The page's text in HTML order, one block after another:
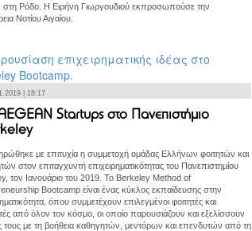
στη Ρόδο. Η Ειρήνη Γιωργουδιού εκπροσωπούσε την
Νοτίου Αιγαίου.
| 18:17
Startups στο Πανεπιστήμιο
με επιτυχία η συμμετοχή ομάδας Ελλήνων φοιτητών και
στον επιταγχυντή επιχειρηματικότητας του Πανεπιστημίου
τον Ιανουάριο του 2019. Το Berkeley Method of
Bootcamp είναι ένας κύκλος εκπαίδευσης στην
όπου συμμετέχουν επιλεγμένοι φοιτητές και
από όλον τον κόσμο, οι οποίο παρουσιάζουν και εξελίσσουν
τους με τη βοήθεια καθηγητών, μεντόρων και επενδυτών από τη